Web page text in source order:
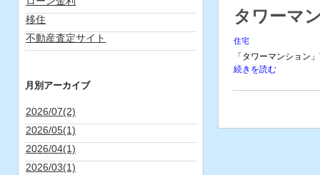
タワーマ
住宅
「タワーマンション
続きを読む
移住
不動産査定サイト
月別アーカイブ
2026/07(2)
2026/05(1)
2026/04(1)
2026/03(1)